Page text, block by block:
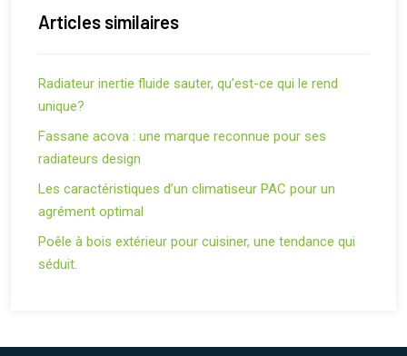
Articles similaires
Radiateur inertie fluide sauter, qu’est-ce qui le rend
unique?
Fassane acova : une marque reconnue pour ses
radiateurs design
Les caractéristiques d’un climatiseur PAC pour un
agrément optimal
Poêle à bois extérieur pour cuisiner, une tendance qui
séduit.